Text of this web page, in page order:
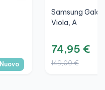
Nuovo
Samsung
Viola, A
74,95 €
149,00 €